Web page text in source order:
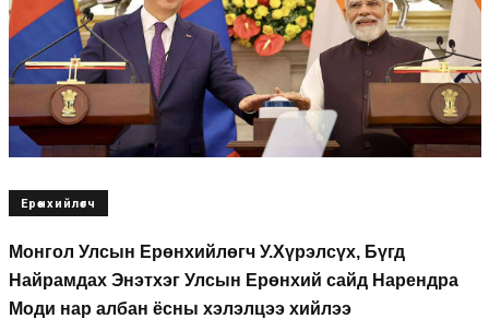
Ерөнхийлөгч
Монгол Улсын Ерөнхийлөгч У.Хүрэлсүх, Бүгд
Найрамдах Энэтхэг Улсын Ерөнхий сайд Нарендра
Моди нар албан ёсны хэлэлцээ хийлээ